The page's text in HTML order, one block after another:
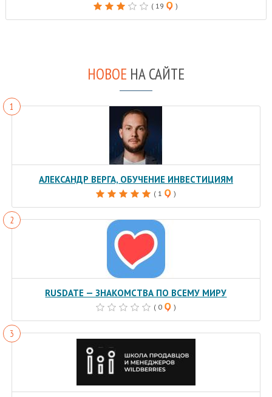
( 19 )
НОВОЕ НА САЙТЕ
АЛЕКСАНДР ВЕРГА, ОБУЧЕНИЕ ИНВЕСТИЦИЯМ
( 1 )
RUSDATE — ЗНАКОМСТВА ПО ВСЕМУ МИРУ
( 0 )